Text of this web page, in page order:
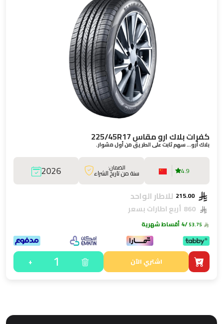
كفرات بلاك ارو مقاس 225/45R17
بلاك أرو… سهم ثابت على الطريق من أول مشوار.
4.9 الضمان:
سنة من تاريخ الشراء 2026
للاطار الواحد
أربع اطارات بسعر
/4 أقساط شهرية
اشتري الآن 1
+